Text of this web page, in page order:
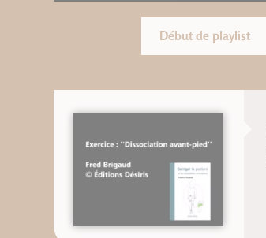
Début de playlist